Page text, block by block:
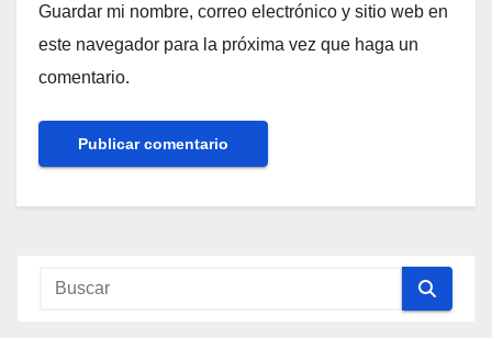
Guardar mi nombre, correo electrónico y sitio web en
este navegador para la próxima vez que haga un
comentario.